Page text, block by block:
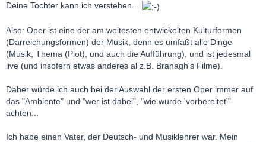
Deine Tochter kann ich verstehen...
Also: Oper ist eine der am weitesten entwickelten Kulturformen
(Darreichungsformen) der Musik, denn es umfaßt alle Dinge
(Musik, Thema (Plot), und auch die Aufführung), und ist jedesmal
live (und insofern etwas anderes al z.B. Branagh's Filme).
Daher würde ich auch bei der Auswahl der ersten Oper immer auf
das "Ambiente" und "wer ist dabei", "wie wurde 'vorbereitet'"
achten...
Ich habe einen Vater, der Deutsch- und Musiklehrer war. Mein